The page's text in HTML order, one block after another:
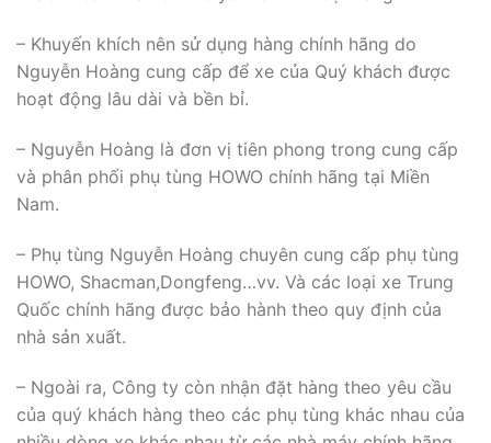
– Khuyến khích nên sử dụng hàng chính hãng do
Nguyễn Hoàng cung cấp để xe của Quý khách được
hoạt động lâu dài và bền bỉ.
– Nguyễn Hoàng là đơn vị tiên phong trong cung cấp
và phân phối phụ tùng HOWO chính hãng tại Miền
Nam.
– Phụ tùng Nguyễn Hoàng chuyên cung cấp phụ tùng
HOWO, Shacman,Dongfeng…vv. Và các loại xe Trung
Quốc chính hãng được bảo hành theo quy định của
nhà sản xuất.
– Ngoài ra, Công ty còn nhận đặt hàng theo yêu cầu
của quý khách hàng theo các phụ tùng khác nhau của